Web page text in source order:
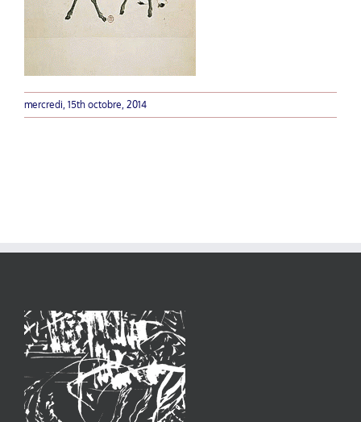
mercredi, 15th octobre, 2014